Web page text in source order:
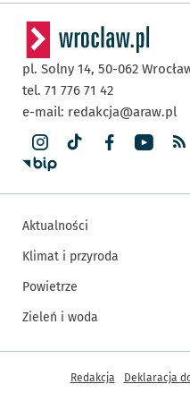
pl. Solny 14, 50-062
tel. 71 776 71 42
e-mail: redakcja@araw.pl
Aktualności
Klimat i przyroda
Powietrze
Zieleń i woda
Inne informacje
Redakcja Deklaracja